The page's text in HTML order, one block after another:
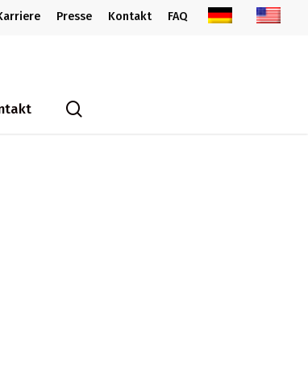
Presse Kontakt FAQ